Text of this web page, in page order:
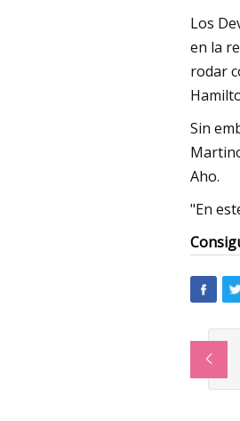
Los
en la
rodar
Sin
Aho.
"En